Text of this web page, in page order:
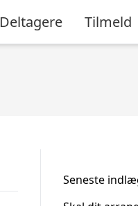
Deltagere Tilmeld
Seneste